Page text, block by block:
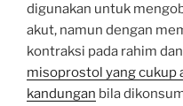
digunakan untuk
akut, namun dengan
kontraksi pada rahim
misoprostol yang cukup
kandungan bila